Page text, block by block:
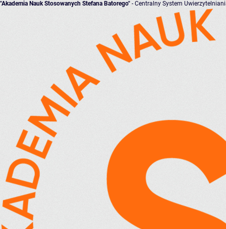
"Akademia Nauk Stosowanych Stefana Batorego" - Centralny System